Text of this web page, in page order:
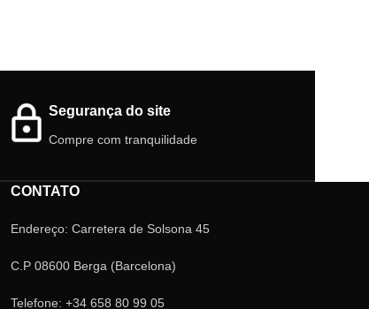
Segurança do site
Compre com tranquilidade
CONTATO
Endereço: Carretera de Solsona 45
C.P 08600 Berga (Barcelona)
Telefone: +34 658 80 99 05